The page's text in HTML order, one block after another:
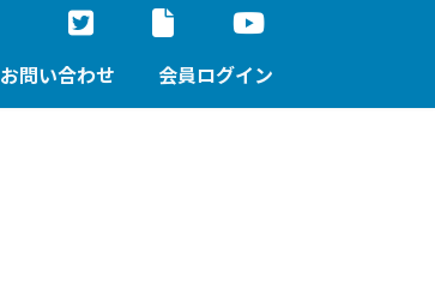
お問い合わせ 会員ログイン